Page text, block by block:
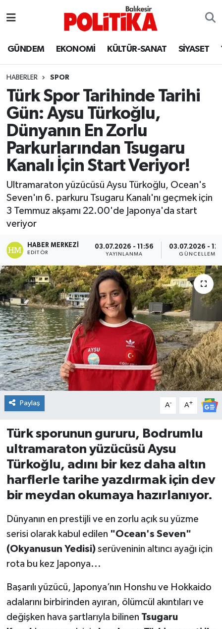
GÜNDEM EKONOMİ KÜLTÜR-SANAT SİYASET
HABERLER SPOR
Türk Spor Tarihinde Tarihi
Gün: Aysu Türkoğlu,
Dünyanın En Zorlu
Parkurlarından Tsugaru
Kanalı İçin Start Veriyor!
Ultramaraton yüzücüsü Aysu Türkoğlu, Ocean's
Seven'ın 6. parkuru Tsugaru Kanalı'nı geçmek için
3 Temmuz akşamı 22.00'de Japonya'da start
veriyor
HABER MERKEZI
EDITÖR
03.07.2026 - 11:56
YAYINLANMA
03.07.2026 -
GÜNCELLEME
Paylaş A- A+
Türk sporunun gururu, Bodrumlu
ultramaraton yüzücüsü Aysu
Türkoğlu, adını bir kez daha altın
harflerle tarihe yazdırmak için dev
bir meydan okumaya hazırlanıyor.
Dünyanın en prestijli ve en zorlu açık su yüzme
serisi olarak kabul edilen "Ocean's Seven"
(Okyanusun Yedisi)serüveninin altıncı ayağı için
rota bu kez Japonya...
Başarılı yüzücü, Japonya’nın Honshu ve Hokkaido
adalarını birbirinden ayıran, ölümcül akıntıları ve
değişken hava şartlarıyla bilinen Tsugaru
Ayvalık
Balya
Bandırma
Bigadiç
BİYOGRAFİLER
Burhaniye
ÇEVRE
DÜNYA
Dursunbey
Edremit
EĞİTİM
EKONOMİ
Erdek
Gömeç
İvrindi
KENT GÜNDEMİ
Kepsut
KÜLTÜR-SANAT
MAGAZİN
Manyas
Balıkesir Hava Durumu
Balıkesir Namaz Vakitleri
Balıkesir Trafik Yoğunluk Haritası
Süper Lig Puan Durumu ve Fikstür
Tüm Manşetler
Son Dakika Haberleri
Haber Arşivi